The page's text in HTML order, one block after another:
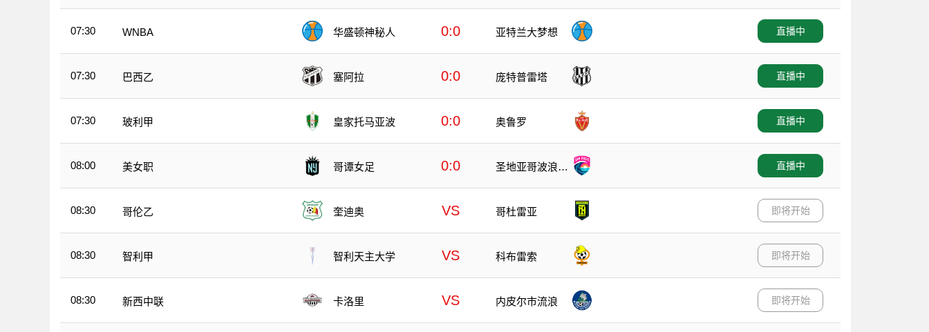
07:30 WNBA 华盛顿神秘人 0:0 亚特兰大梦想 直播中
07:30 巴西乙 塞阿拉 0:0 庞特普雷塔 直播中
07:30 玻利甲 皇家托马亚波 0:0 奥鲁罗 直播中
08:00 美女职 哥谭女足 0:0
圣地亚哥波浪女
直播中
08:30 哥伦乙 奎迪奥 VS 哥杜雷亚 即将开始
08:30 智利甲 智利天主大学 VS 科布雷索 即将开始
08:30 新西中联 卡洛里 VS 内皮尔市流浪 即将开始